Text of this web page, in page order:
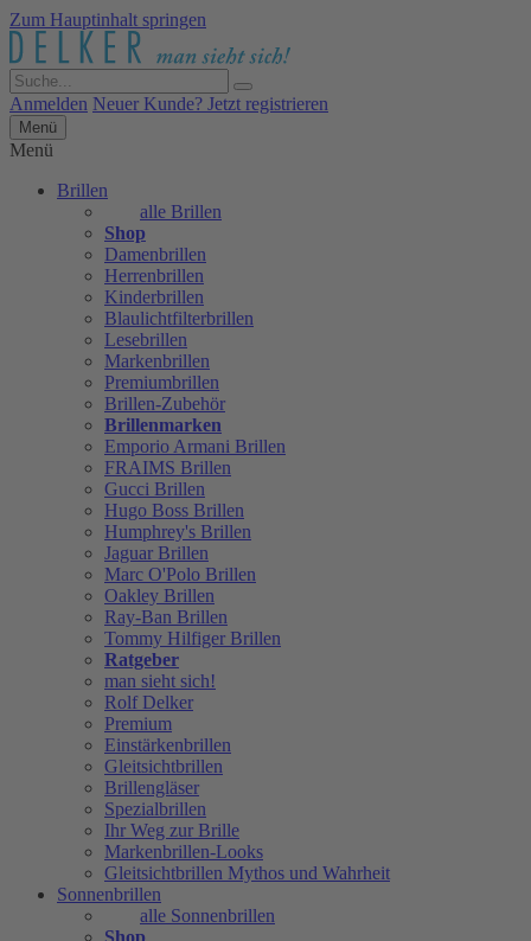
Zum Hauptinhalt springen
Anmelden Neuer Kunde? Jetzt registrieren
Menü
Menü
Brillen
alle Brillen
Shop
Damenbrillen
Herrenbrillen
Kinderbrillen
Blaulichtfilterbrillen
Lesebrillen
Markenbrillen
Premiumbrillen
Brillen-Zubehör
Brillenmarken
Emporio Armani Brillen
FRAIMS Brillen
Gucci Brillen
Hugo Boss Brillen
Humphrey's Brillen
Jaguar Brillen
Marc O'Polo Brillen
Oakley Brillen
Ray-Ban Brillen
Tommy Hilfiger Brillen
Ratgeber
man sieht sich!
Rolf Delker
Premium
Einstärkenbrillen
Gleitsichtbrillen
Brillengläser
Spezialbrillen
Ihr Weg zur Brille
Markenbrillen-Looks
Gleitsichtbrillen Mythos und Wahrheit
Sonnenbrillen
alle Sonnenbrillen
Shop